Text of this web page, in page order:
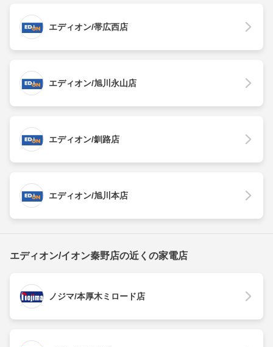
エディオン/帯広西店
エディオン/旭川永山店
エディオン/釧路店
エディオン/旭川本店
エディオン/イオン秦野店の近くの家電店
ノジマ/本厚木ミロード店